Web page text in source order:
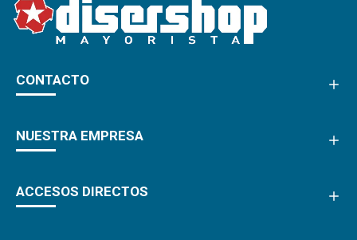
CONTACTO
NUESTRA EMPRESA
ACCESOS DIRECTOS